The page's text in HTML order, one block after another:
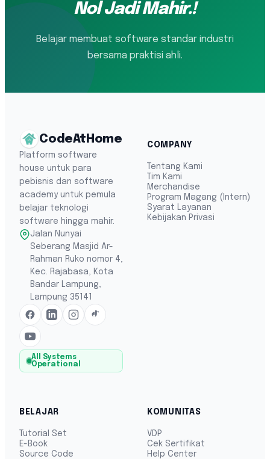
Nol Jadi Mahir.!
Belajar membuat software standar industri
bersama praktisi ahli.
CodeAtHome
Platform software
house untuk para
pebisnis dan software
academy untuk pemula
belajar teknologi
software hingga mahir.
Jalan Nunyai
Seberang Masjid Ar-
Rahman Ruko nomor 4,
Kec. Rajabasa, Kota
Bandar Lampung,
Lampung 35141
All Systems
Operational
COMPANY
Tentang Kami
Tim Kami
Merchandise
Program Magang (Intern)
Syarat Layanan
Kebijakan Privasi
BELAJAR
Tutorial Set
E-Book
Source Code
KOMUNITAS
VDP
Cek Sertifikat
Help Center